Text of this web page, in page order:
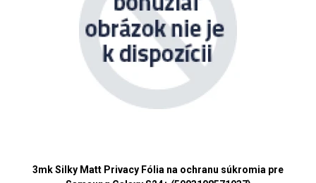
3mk Silky Matt Privacy Fólia na ochranu súkromia pre